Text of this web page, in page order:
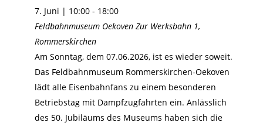
7. Juni | 10:00- 18:00
Feldbahnmuseum Oekoven Zur Werksbahn 1,
Rommerskirchen
Am Sonntag, dem 07.06.2026, ist es wieder soweit.
Das Feldbahnmuseum Rommerskirchen-Oekoven
lädt alle Eisenbahnfans zu einem besonderen
Betriebstag mit Dampfzugfahrten ein. Anlässlich
des 50. Jubiläums des Museums haben sich die